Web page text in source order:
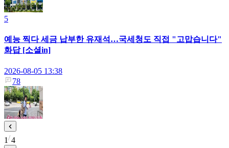
5
예능 찍다 세금 납부한 유재석…국세청도 직접 "고맙습니다"
화답 [소셜in]
2026-08-05 13:38
78
1 4